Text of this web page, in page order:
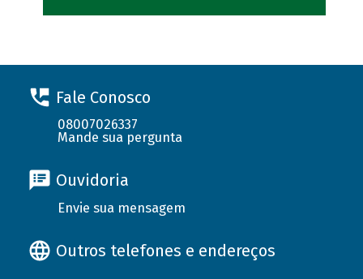
Fale Conosco
08007026337
Mande sua pergunta
Ouvidoria
Envie sua mensagem
Outros telefones e endereços